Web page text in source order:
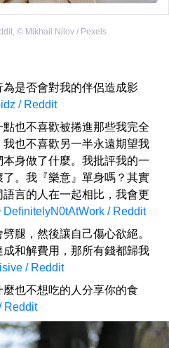
, © Mikhail Nilov / Pexels
為是否會對我的伴侶造成影
/ Reddit
點也不喜歡被捲進那些我完全
也不喜歡另一半永遠期望我
身做了什麼。我批評我的一
。我『樂意』單身嗎？其實
言的人在一起相比，我會更
/ Reddit
腿，然後讓自己傷心欲絕。
和解費用，那所有錢都歸我
/ Reddit
麼也不想吃的人分享你的食
Reddit